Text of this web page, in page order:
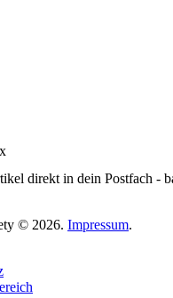
direkt in dein Postfach -
© 2026. Impressum.